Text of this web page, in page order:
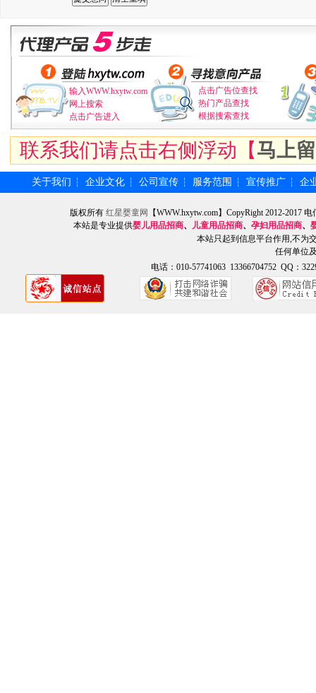
输入WWW.hxytw.com
网上搜索
点击广告进入
点击广告位查找
热门产品查找
根据搜索查找
联系我们请点击右侧浮动【马上
关于我们 ┆ 企业文化 ┆ 公司宣传 ┆ 服务范围 ┆ 宣传推广 ┆ 企
版权所有 红星婴童网
【WWW.hxytw.com】CopyRight 2012-2017
本站是专业提供婴儿用品招商、 儿童用品招商、 孕妇用品招商、
本站只起到信息平台作用,不为
任何单位
电话：010-57741063 13366704752 QQ：